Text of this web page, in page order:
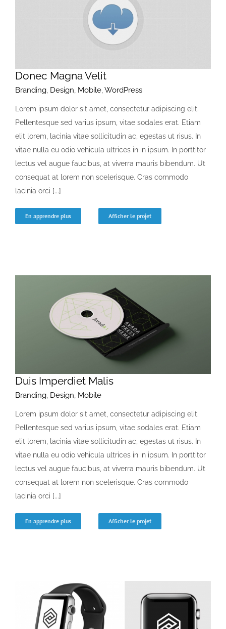
Donec Magna Velit
Branding, Design, Mobile,WordPress
Lorem ipsum dolor sit amet, consectetur adipiscing elit.
Pellentesque sed varius ipsum, vitae sodales erat. Etiam
elit lorem, lacinia vitae sollicitudin ac, egestas ut risus. In
vitae nulla eu odio vehicula ultrices in in ipsum. In porttitor
lectus vel augue faucibus, at viverra mauris bibendum. Ut
consequat at lorem non scelerisque. Cras commodo
lacinia orci [...]
En apprendre plus Afficher le projet
Duis Imperdiet Malis
Branding, Design, Mobile
Lorem ipsum dolor sit amet, consectetur adipiscing elit.
Pellentesque sed varius ipsum, vitae sodales erat. Etiam
elit lorem, lacinia vitae sollicitudin ac, egestas ut risus. In
vitae nulla eu odio vehicula ultrices in in ipsum. In porttitor
lectus vel augue faucibus, at viverra mauris bibendum. Ut
consequat at lorem non scelerisque. Cras commodo
lacinia orci [...]
En apprendre plus Afficher le projet